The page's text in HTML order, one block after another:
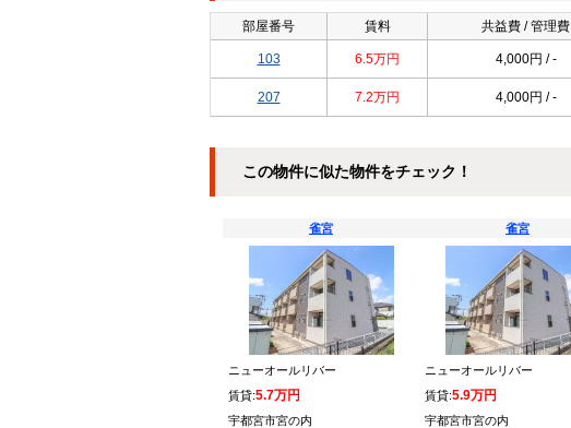
部屋番号 賃料 共益費 / 管理費
103 6.5万円 4,000円 / -
207 7.2万円 4,000円 / -
この物件に似た物件をチェック！
雀宮
ニューオールリバー
賃貸:5.7万円
宇都宮市宮の内
雀宮
ニューオールリバー
賃貸:5.9万円
宇都宮市宮の内